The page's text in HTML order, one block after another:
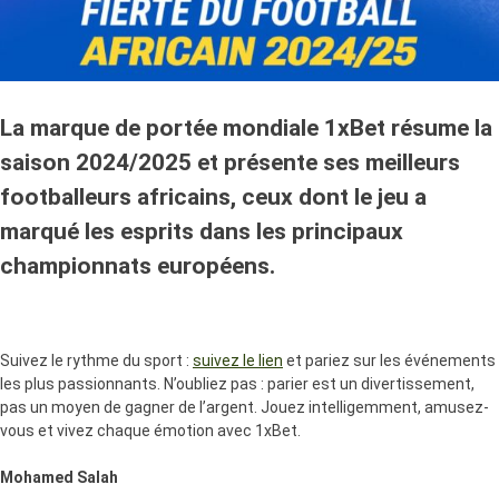
La marque de portée mondiale 1xBet résume la
saison 2024/2025 et présente ses meilleurs
footballeurs africains, ceux dont le jeu a
marqué les esprits dans les principaux
championnats européens.
Suivez le rythme du sport : suivez le lien et pariez sur les événements
les plus passionnants. N’oubliez pas : parier est un divertissement,
pas un moyen de gagner de l’argent. Jouez intelligemment, amusez-
vous et vivez chaque émotion avec 1xBet.
Mohamed Salah